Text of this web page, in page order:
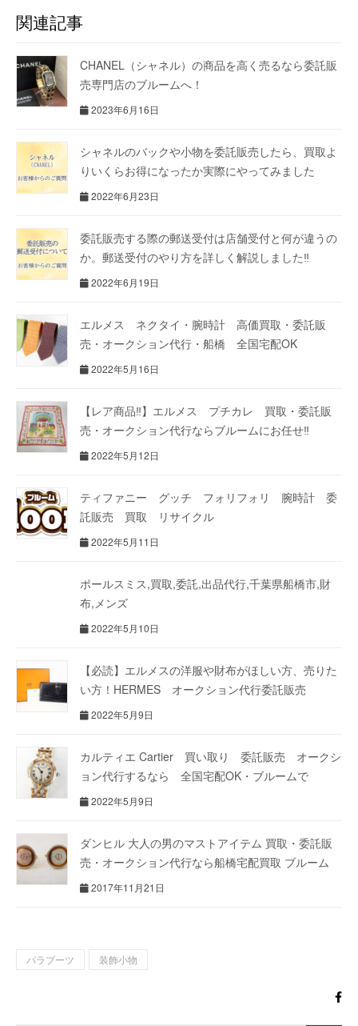
関連記事
CHANEL（シャネル）の商品を高く売るなら委託販
売専門店のブルームへ！
2023年6月16日
シャネルのバックや小物を委託販売したら、買取よ
りいくらお得になったか実際にやってみました
2022年6月23日
委託販売する際の郵送受付は店舗受付と何が違うの
か。郵送受付のやり方を詳しく解説しました‼
2022年6月19日
エルメス ネクタイ・腕時計 高価買取・委託販
売・オークション代行・船橋 全国宅配OK
2022年5月16日
【レア商品‼】エルメス プチカレ 買取・委託販
売・オークション代行ならブルームにお任せ‼
2022年5月12日
ティファニー グッチ フォリフォリ 腕時計 委
託販売 買取 リサイクル
2022年5月11日
ポールスミス,買取,委託,出品代行,千葉県船橋市,財
布,メンズ
2022年5月10日
【必読】エルメスの洋服や財布がほしい方、売りた
い方！HERMES オークション代行委託販売
2022年5月9日
カルティエ Cartier 買い取り 委託販売 オークシ
ョン代行するなら 全国宅配OK・ブルームで
2022年5月9日
ダンヒル 大人の男のマストアイテム 買取・委託販
売・オークション代行なら船橋宅配買取 ブルーム
2017年11月21日
パラブーツ 装飾小物